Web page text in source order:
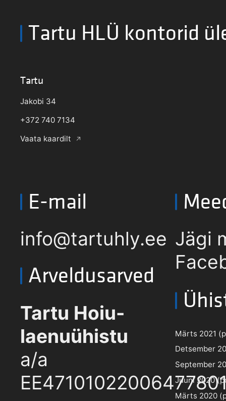
Tartu HLÜ kontorid
Tartu
Jakobi 34
+372 740 7134
Vaata kaardilt
E-mail
info@tartuhly.ee
Arveldusarved
Tartu Hoiu-
laenuühistu
a/a
Jägi
Märts 2021
Detsember
September
Juuni 2020
Märts 2020